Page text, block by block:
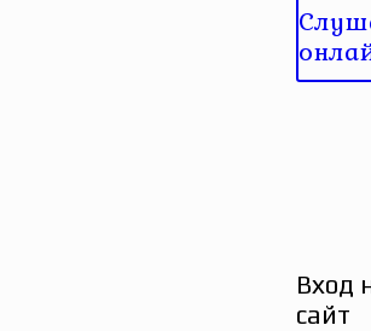
Вход
сайт